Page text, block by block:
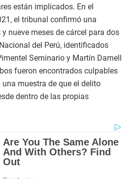
están implicados. En el
el tribunal confirmó una
nueve meses de cárcel para dos
del Perú, identificados
Seminario y Martín Darnell
fueron encontrados culpables
muestra de que el delito
dentro de las propias